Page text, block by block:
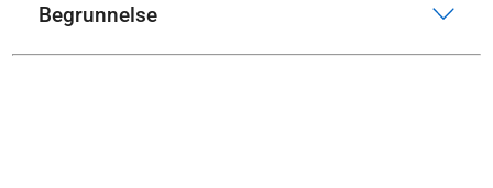
Begrunnelse